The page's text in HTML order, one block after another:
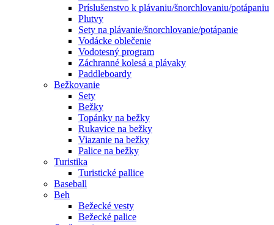
Príslušenstvo k plávaniu/šnorchlovaniu/potápaniu
Plutvy
Sety na plávanie/šnorchlovanie/potápanie
Vodácke oblečenie
Vodotesný program
Záchranné kolesá a plávaky
Paddleboardy
Bežkovanie
Sety
Bežky
Topánky na bežky
Rukavice na bežky
Viazanie na bežky
Palice na bežky
Turistika
Turistické pallice
Baseball
Beh
Bežecké vesty
Bežecké palice